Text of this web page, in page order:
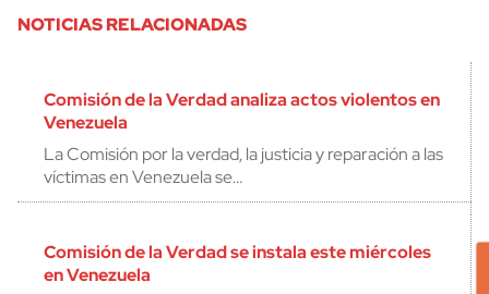
NOTICIAS RELACIONADAS
Comisión de la Verdad analiza actos violentos en
Venezuela
La Comisión por la verdad, la justicia y reparación a las
víctimas en Venezuela se…
Comisión de la Verdad se instala este miércoles
en Venezuela